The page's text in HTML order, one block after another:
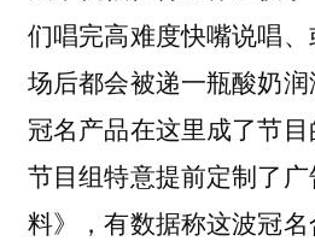
们唱完高难度快嘴说唱
场后都会被递一瓶酸奶润
冠名产品在这里成了节
节目组特意提前定制了
料》，有数据称这波冠